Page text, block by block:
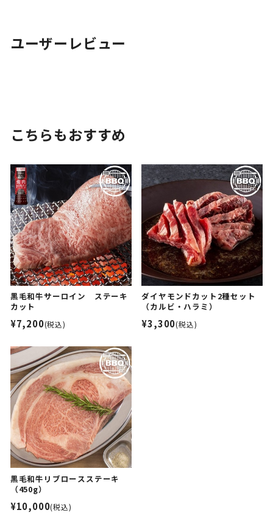
ユーザーレビュー
こちらもおすすめ
黒毛和牛サーロイン ステーキ
カット
¥7,200(税込)
ダイヤモンドカット2種セット
（カルビ・ハラミ）
¥3,300(税込)
黒毛和牛リブロースステーキ
（450g）
¥10,000(税込)